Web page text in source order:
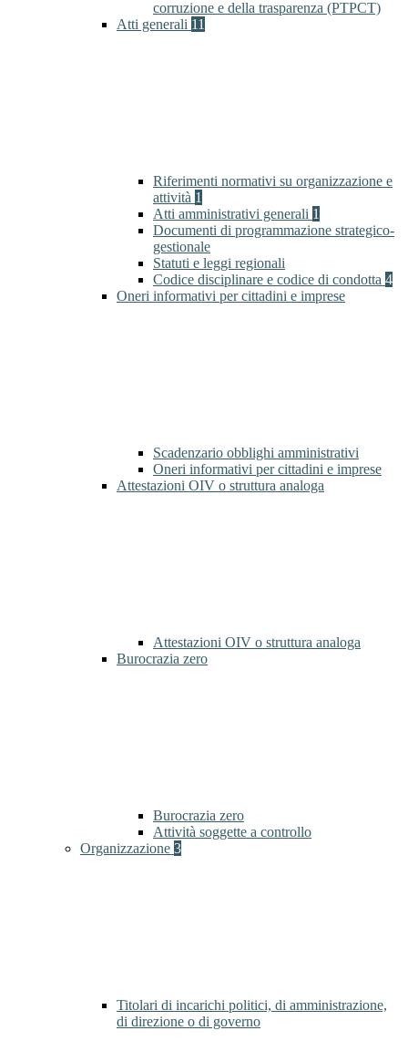
corruzione e della trasparenza (PTPCT)
Atti generali 11
Riferimenti normativi su organizzazione e
attività 1
Atti amministrativi generali 1
Documenti di programmazione strategico-
gestionale
Statuti e leggi regionali
Codice disciplinare e codice di condotta 4
Oneri informativi per cittadini e imprese
Scadenzario obblighi amministrativi
Oneri informativi per cittadini e imprese
Attestazioni OIV o struttura analoga
Attestazioni OIV o struttura analoga
Burocrazia zero
Burocrazia zero
Attività soggette a controllo
Organizzazione 3
Titolari di incarichi politici, di amministrazione,
di direzione o di governo